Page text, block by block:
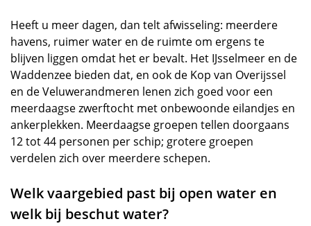
Heeft u meer dagen, dan telt afwisseling: meerdere
havens, ruimer water en de ruimte om ergens te
blijven liggen omdat het er bevalt. Het IJsselmeer en de
Waddenzee bieden dat, en ook de Kop van Overijssel
en de Veluwerandmeren lenen zich goed voor een
meerdaagse zwerftocht met onbewoonde eilandjes en
ankerplekken. Meerdaagse groepen tellen doorgaans
12 tot 44 personen per schip; grotere groepen
verdelen zich over meerdere schepen.
Welk vaargebied past bij open water en
welk bij beschut water?